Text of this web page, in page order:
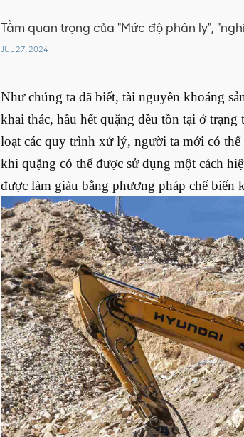
Tầm quan trọng của "Mức độ phân ly",
JUL 27, 2024
Như chúng ta đã biết, tài nguyên khoáng
khai thác, hầu hết quặng đều tồn tại ở
loạt các quy trình xử lý, người ta mới có
khi quặng có thể được sử dụng một cách
được làm giàu bằng phương pháp chế biến